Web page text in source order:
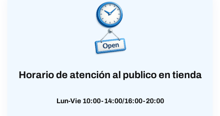
Horario de atención al publico en tienda
Lun-Vie 10:00-14:00/16:00-20:00